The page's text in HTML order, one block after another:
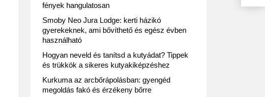
fények hangulatosan
Smoby Neo Jura Lodge: kerti házikó
gyerekeknek, ami bővíthető és egész évben
használható
Hogyan neveld és tanítsd a kutyádat? Tippek
és trükkök a sikeres kutyakiképzéshez
Kurkuma az arcbőrápolásban: gyengéd
megoldás fakó és érzékeny bőrre